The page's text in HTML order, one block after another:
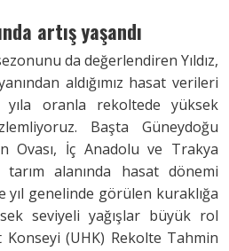
artış yaşandı
da değerlendiren Yıldız,
aldığımız hasat verileri
yıla oranla rekoltede yüksek
Başta Güneydoğu
Ovası, İç Anadolu ve Trakya
alanında hasat dönemi
yıl genelinde görülen kuraklığa
seviyeli yağışlar büyük rol
Konseyi (UHK) Rekolte Tahmin